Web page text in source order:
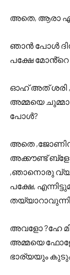
അതെ, ആരാ
ഞാൻ പോൾ
പക്ഷേ മോൻ്റെ
ഓഹ് അത് ശരി
അമ്മയെ
പോൾ?
അതെ
അക്കൗണ്ട്
,ഞാനൊരു
പക്ഷേ,
അവളോ ?ഹേ
അമ്മയെ
ഭാര്യയും